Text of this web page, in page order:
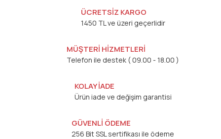
ÜCRETSİZ KARGO
1450 TL ve üzeri geçerlidir
MÜŞTERİ HİZMETLERİ
Telefon ile destek ( 09.00 - 18.00 )
KOLAY İADE
Ürün iade ve değişim garantisi
GÜVENLİ ÖDEME
256 Bit SSL sertifikası ile ödeme